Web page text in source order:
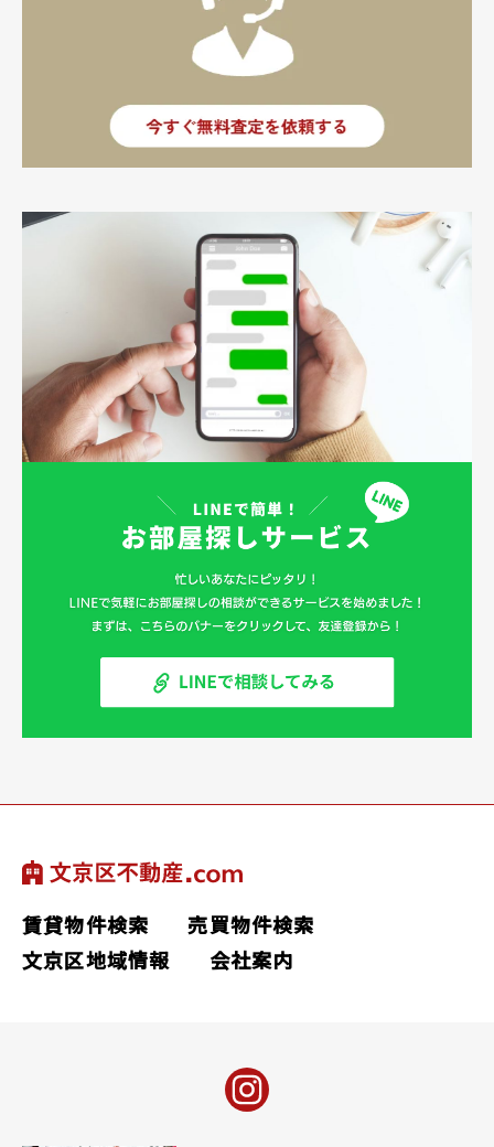
賃貸物件検索
売買物件検索
文京区地域情報
会社案内